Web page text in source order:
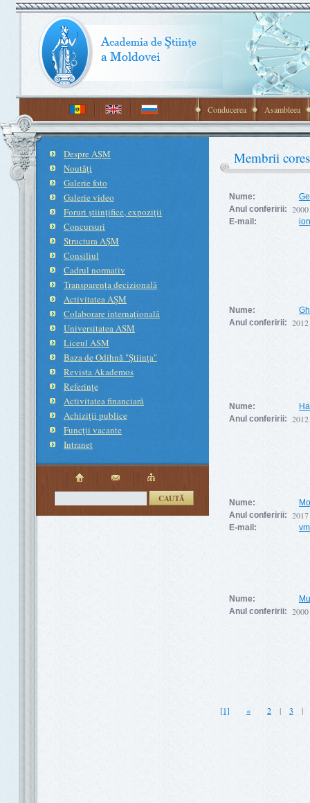
Conducerea Asambleea
Despre AŞM
Noutăţi
Galerie foto
Galerie video
Foruri ştiinţifice, expoziţii
Concursuri
Structura AŞM
Consiliul
Cadrul normativ
Transparenţa decizională
Activitatea AŞM
Colaborare internaţională
Universitatea ASM
Liceul ASM
Baza de Odihnă "Ştiinţa"
Revista Akademos
Referinţe
Activitatea financiară
Achiziţii publice
Funcţii vacante
Intranet
CAUTĂ
Membrii
Nume:
Anul conferirii: 2000
E-mail:
Nume:
Anul conferirii: 2012
Nume:
Anul conferirii: 2012
Nume:
Anul conferirii: 2017
E-mail:
Nume:
Anul conferirii: 2000
[1] « 2 | 3